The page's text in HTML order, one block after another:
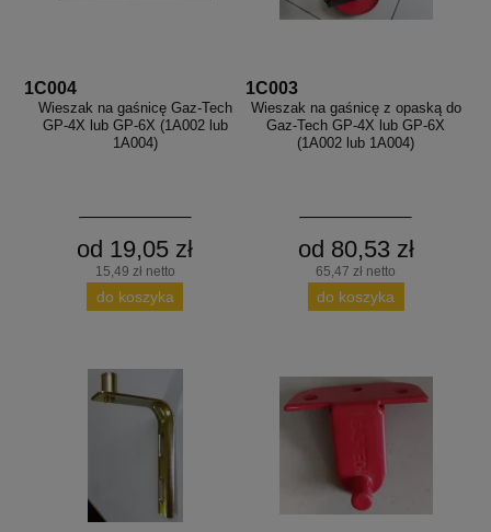
1C004
Wieszak na gaśnicę Gaz-Tech
GP-4X lub GP-6X (1A002 lub
1A004)
od 19,05 zł
15,49 zł netto
do koszyka
1C003
Wieszak na gaśnicę z opaską do
Gaz-Tech GP-4X lub GP-6X
(1A002 lub 1A004)
od 80,53 zł
65,47 zł netto
do koszyka